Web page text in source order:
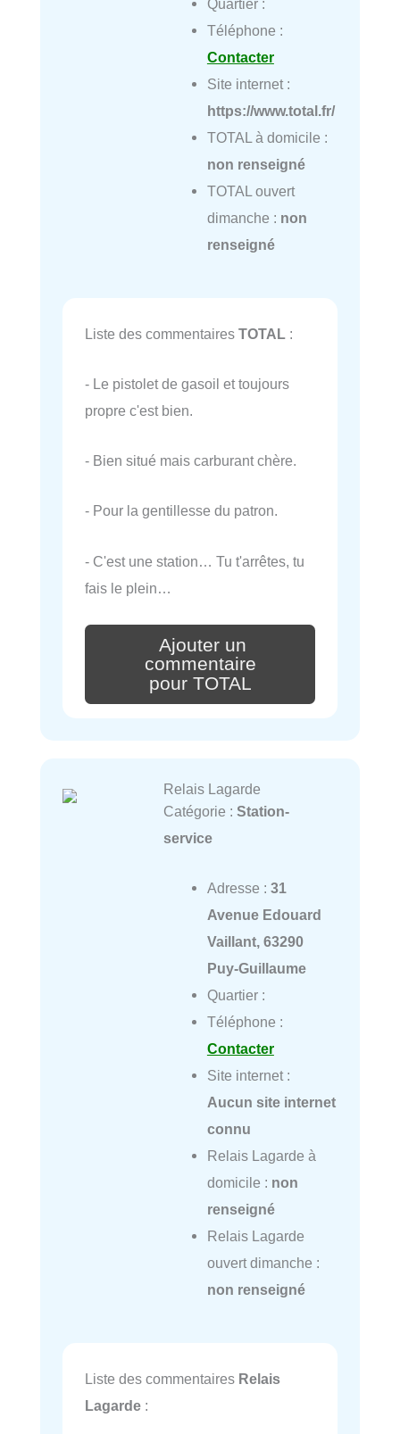
Quartier :
Téléphone :
Contacter
Site internet :
https://www.total.fr/
TOTAL à domicile :
non renseigné
TOTAL ouvert
dimanche : non
renseigné
Liste des commentaires TOTAL :
- Le pistolet de gasoil et toujours
propre c'est bien.
- Bien situé mais carburant chère.
- Pour la gentillesse du patron.
- C'est une station… Tu t'arrêtes, tu
fais le plein…
Ajouter un
commentaire
pour TOTAL
Relais Lagarde
Catégorie : Station-
service
Adresse : 31
Avenue Edouard
Vaillant, 63290
Puy-Guillaume
Quartier :
Téléphone :
Contacter
Site internet :
Aucun site internet
connu
Relais Lagarde à
domicile : non
renseigné
Relais Lagarde
ouvert dimanche :
non renseigné
Liste des commentaires Relais
Lagarde :